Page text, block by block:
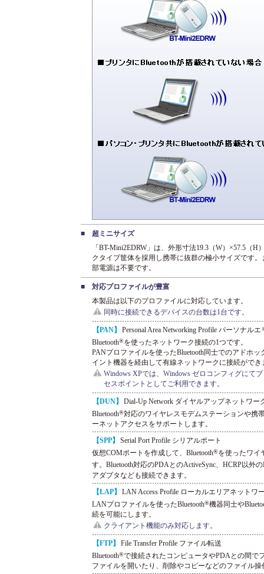
■
超ミニサイズ
「BT-Mini2EDRW」は、外形寸法19.3（W）×57.5（
クタイプ筐体を採用し携帯に抜群の極小サイズです
部電源は不要です。
■
対応プロファイルが豊富
本製品は以下のプロファイルに対応しています。
同時に接続できるデバイスの台数は1台です。
【PAN】
Personal Area Networking Profile パーソナル
Bluetooth®を使ったネットワーク接続の1つです。
PANプロファイルを使ったBluetooth同士でのアドホ
イント機器を経由して有線ネットワークに接続ができ
Windows XPでは、Windows ゼロコンフィグにて
セスポイントとしてご利用できます。
【DUN】
Dial-Up Network ダイヤルアップネットワー
Bluetooth®対応のワイヤレスモデムステーションや携
ーネットアクセスをサポートします。
【SPP】
Serial Port Profile シリアルポート
仮想COMポートを作成して、Bluetooth®を使ったワイ
す。Bluetooth対応のPDAとのActiveSync、HCRP以外の
アダプタなども接続できます。
【LAP】
LAN Access Profile ローカルエリアネットワ
LANプロファイルを使ったBluetooth®機器同士や
続を可能にします。
クライアント機能のみ対応します。
【FTP】
File Transfer Profile ファイル転送
Bluetooth®で接続されたコンピュータやPDAとの間で
ファイルを開いたり、削除やコピーなどのファイル操